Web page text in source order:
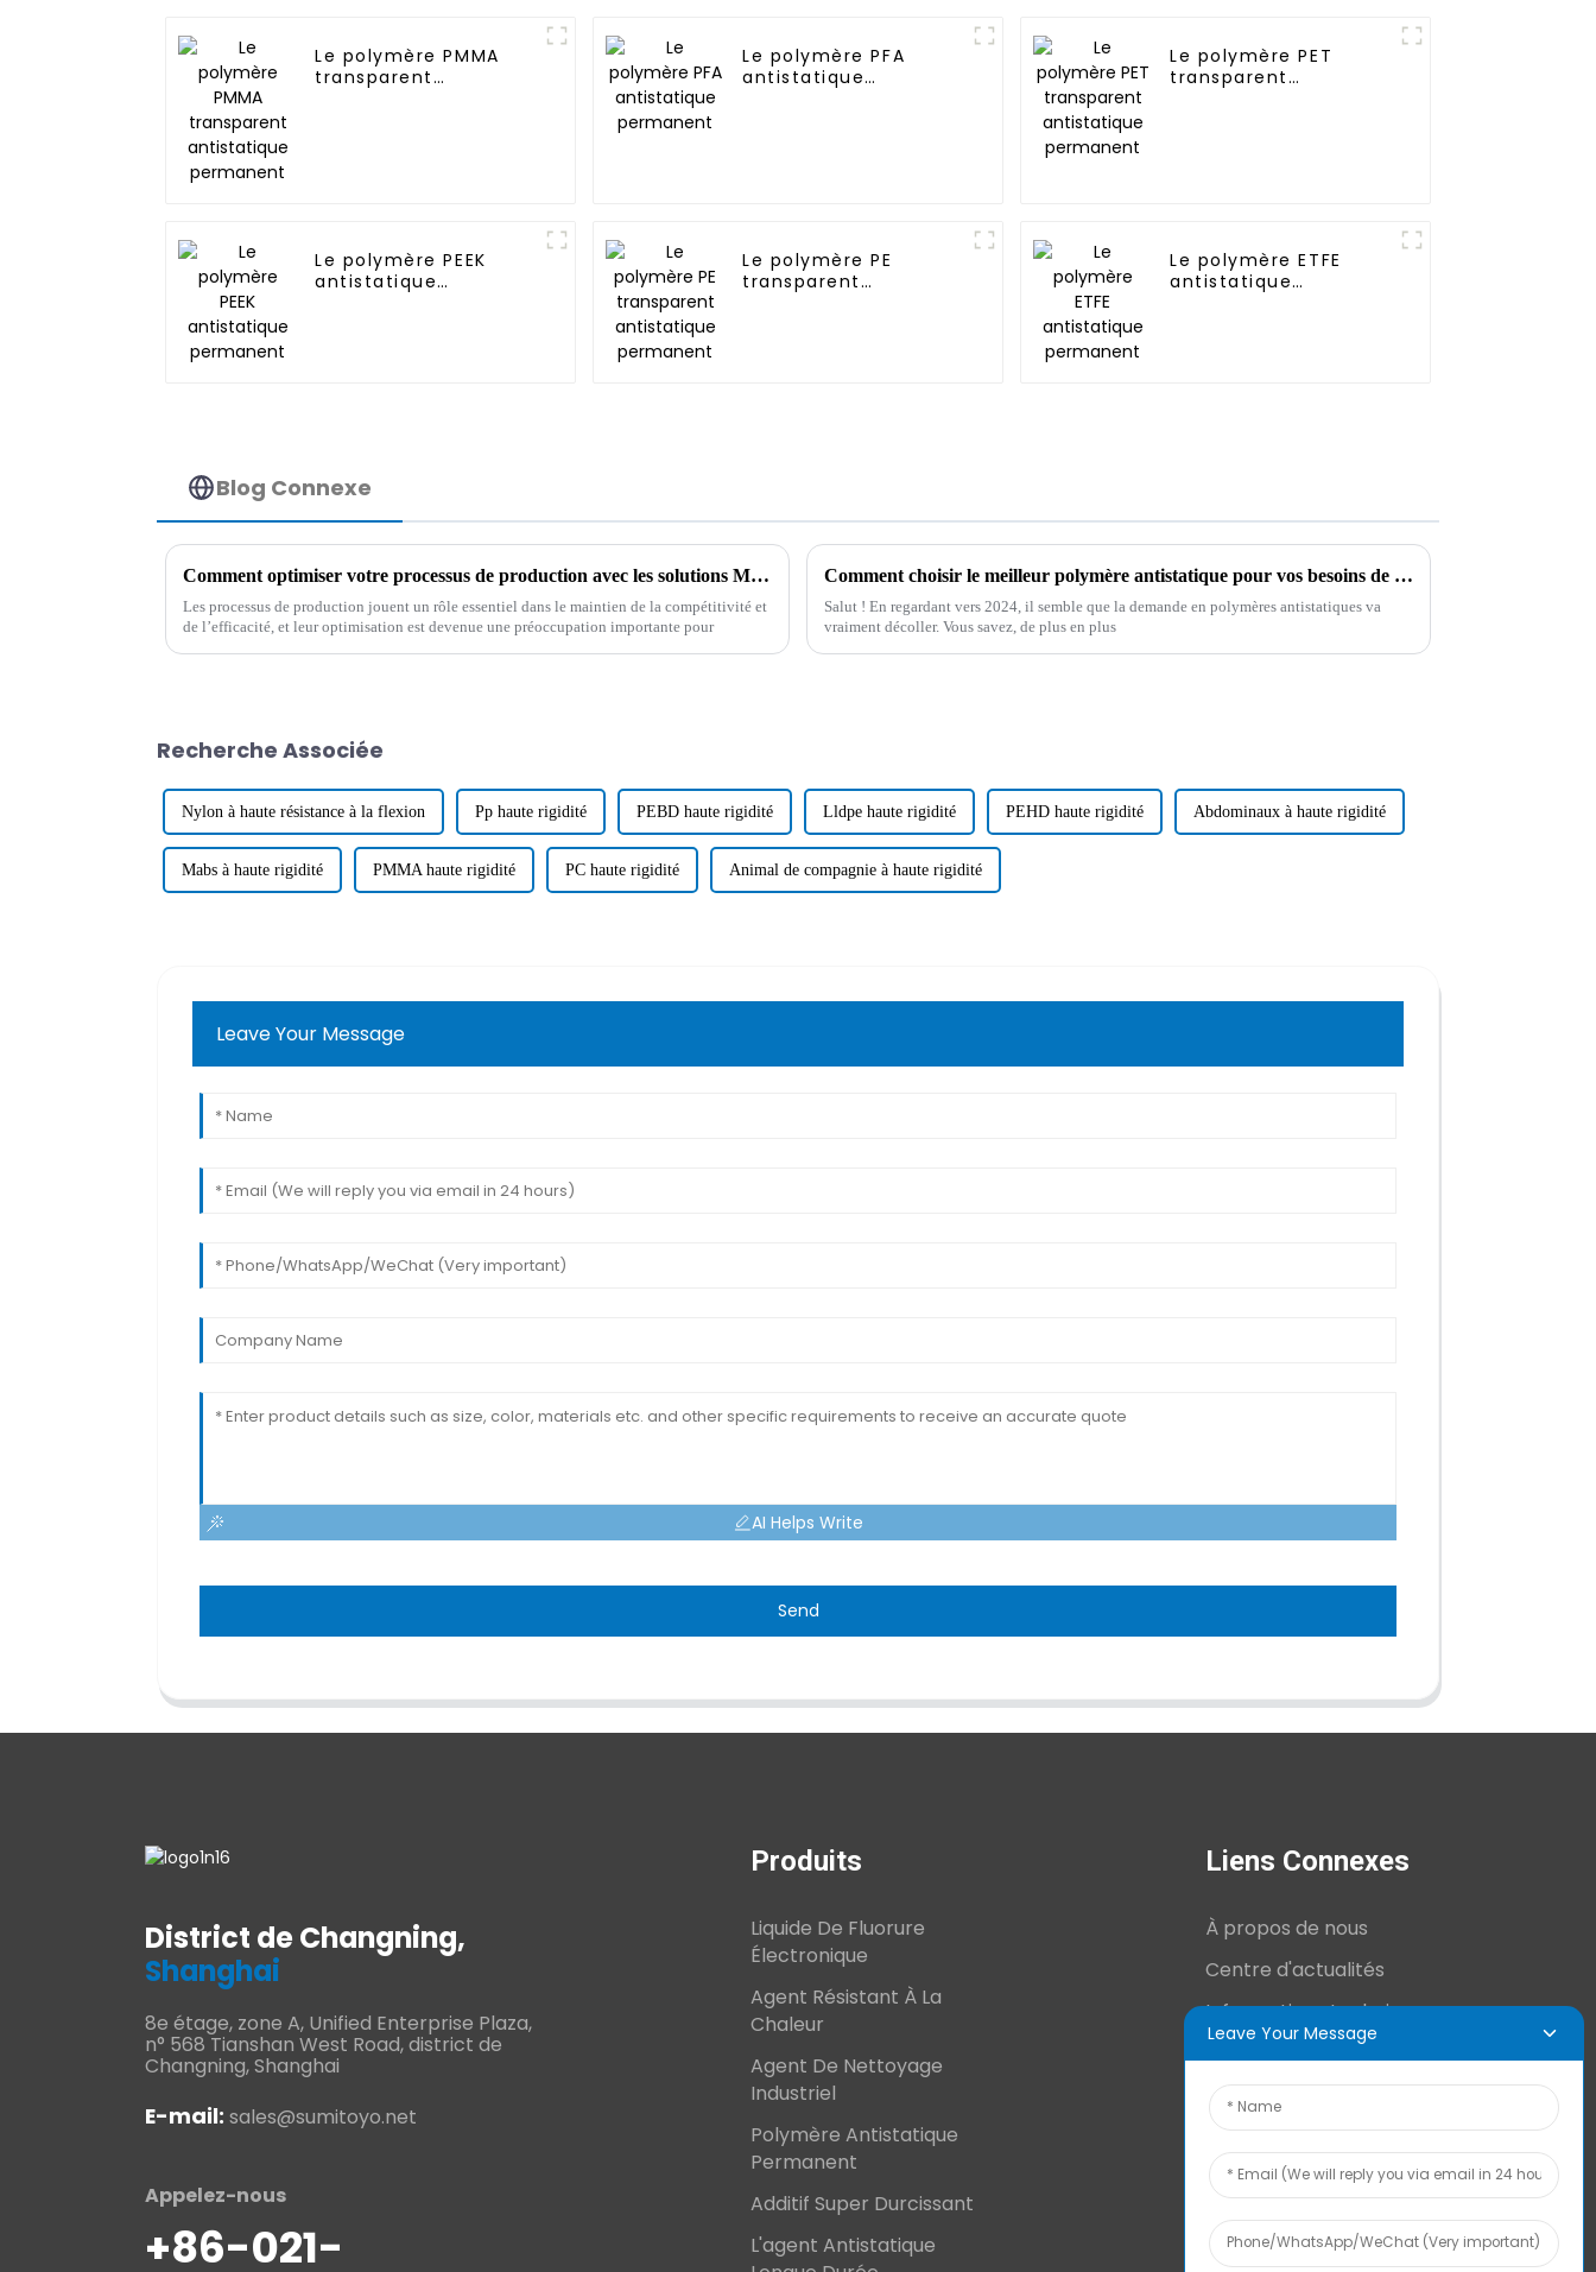
Le polymère PMMA
transparent
Le polymère PFA
antistatique
Le polymère PET
transparent
Le polymère PEEK
antistatique
Le polymère PE
transparent
Le polymère ETFE
antistatique
Blog Connexe
Comment optimiser votre processus de production avec les solutions Masterbatch HDT
Les processus de production jouent un rôle essentiel dans le maintien de la compétitivité et
de l’efficacité, et leur optimisation est devenue une préoccupation importante pour
Comment choisir le meilleur polymère antistatique pour vos besoins de fabrication en 2024
Salut ! En regardant vers 2024, il semble que la demande en polymères antistatiques va
vraiment décoller. Vous savez, de plus en plus
Recherche Associée
Nylon à haute résistance à la flexion Pp haute rigidité PEBD haute rigidité Lldpe haute rigidité PEHD haute rigidité Abdominaux à haute rigidité
Mabs à haute rigidité PMMA haute rigidité PC haute rigidité Animal de compagnie à haute rigidité
Leave Your Message
AI Helps Write
Send
District de Changning,
Shanghai
8e étage, zone A, Unified Enterprise Plaza,
n° 568 Tianshan West Road, district de
Changning, Shanghai
E-mail: sales@sumitoyo.net
Appelez-nous
+86-021-
Produits
Liquide De Fluorure
Électronique
Agent Résistant À La
Chaleur
Agent De Nettoyage
Industriel
Polymère Antistatique
Permanent
Additif Super Durcissant
L'agent Antistatique
Liens Connexes
À propos de nous
Centre d'actualités
Informations techniques
Contactez-nous
Leave Your Message